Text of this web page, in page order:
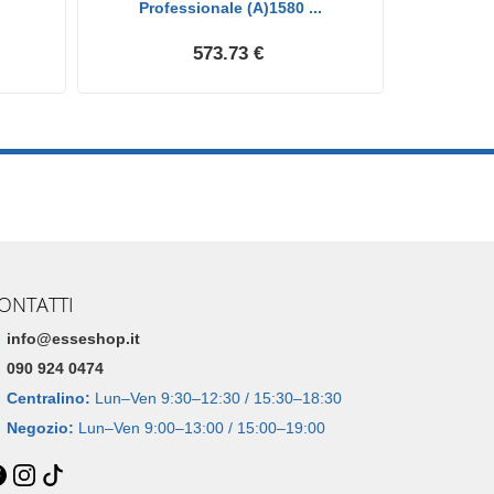
Professionale (A)1580 ...
573.73 €
info@esseshop.it
090 924 0474
Centralino: Lun–Ven 9:30–12:30 / 15:30–18:30
Negozio: Lun–Ven 9:00–13:00 / 15:00–19:00